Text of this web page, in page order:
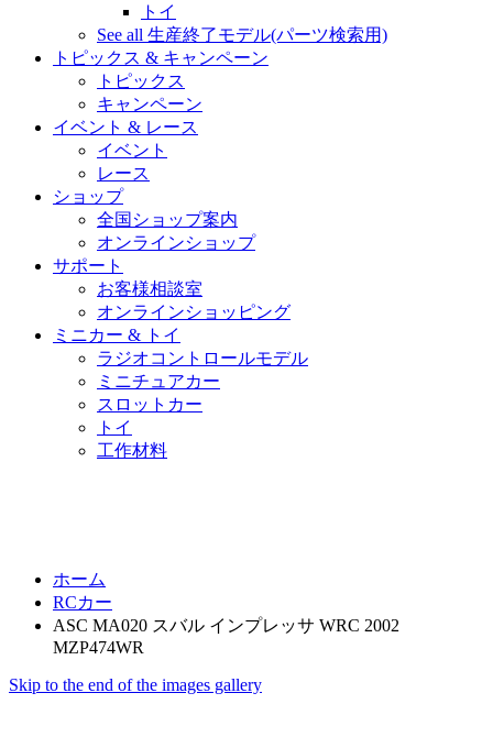
トイ
See all 生産終了モデル(パーツ検索用)
トピックス & キャンペーン
トピックス
キャンペーン
イベント & レース
イベント
レース
ショップ
全国ショップ案内
オンラインショップ
サポート
お客様相談室
オンラインショッピング
ミニカー & トイ
ラジオコントロールモデル
ミニチュアカー
スロットカー
トイ
工作材料
ホーム
RCカー
ASC MA020 スバル インプレッサ WRC 2002
MZP474WR
Skip to the end of the images gallery